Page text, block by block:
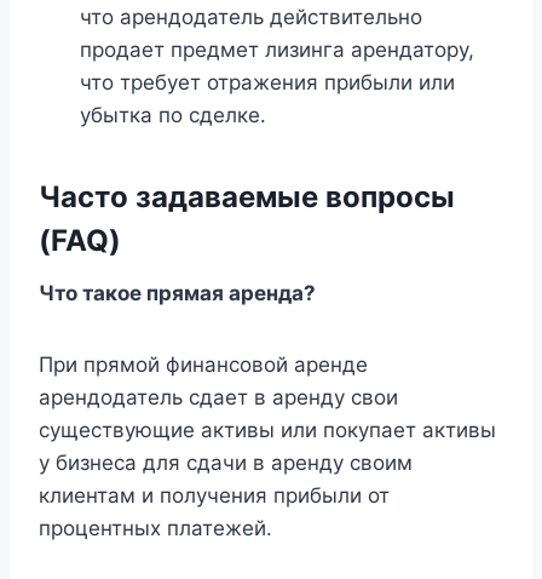
что арендодатель действительно
продает предмет лизинга арендатору,
что требует отражения прибыли или
убытка по сделке.
Часто задаваемые вопросы
(FAQ)
Что такое прямая аренда?
При прямой финансовой аренде
арендодатель сдает в аренду свои
существующие активы или покупает активы
у бизнеса для сдачи в аренду своим
клиентам и получения прибыли от
процентных платежей.